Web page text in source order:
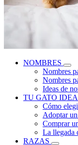
NOMBRES
Nombres
Nombres
Ideas de
TU GATO
Cómo
Adoptar
Comprar
La llegada
RAZAS